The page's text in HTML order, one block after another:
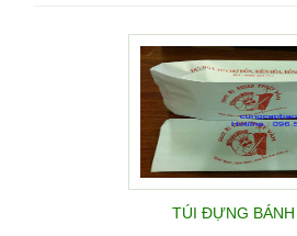
TÚI ĐỰNG BÁNH